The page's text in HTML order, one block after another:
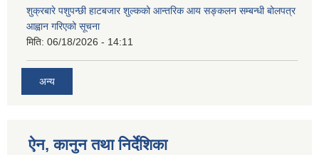
शुक्रबारे पशुपन्छी हाटबजार शुल्कको आन्तरिक आय सङ्कलन सम्बन्धी बोलपत्र
आह्वान गरिएको सूचना
मिति: 06/18/2026 - 14:11
अन्य
ऐन, कानुन तथा निर्देशिका